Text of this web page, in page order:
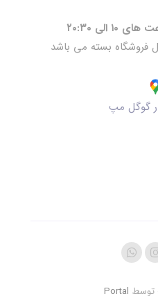
الی ۲۰:۳۰
فروشگاه بسته می باشد
گوگل مپ
توسط Portal